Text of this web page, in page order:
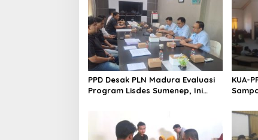
PPD Desak PLN Madura Evaluasi
Program Lisdes Sumenep, Ini
KUA-